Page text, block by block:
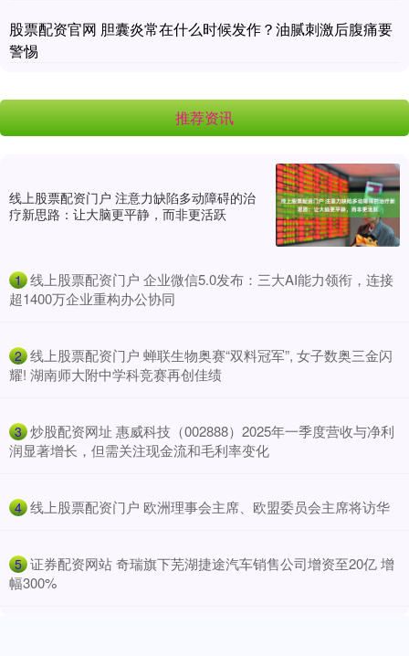
股票配资官网 胆囊炎常在什么时候发作？油腻刺激后腹痛要
警惕
推荐资讯
线上股票配资门户 注意力缺陷多动障碍的治
疗新思路：让大脑更平静，而非更活跃
1 ​线上股票配资门户 企业微信5.0发布：三大AI能力领衔，连接
超1400万企业重构办公协同
2 ​线上股票配资门户 蝉联生物奥赛“双料冠军”, 女子数奥三金闪
耀! 湖南师大附中学科竞赛再创佳绩
3 ​炒股配资网址 惠威科技（002888）2025年一季度营收与净利
润显著增长，但需关注现金流和毛利率变化
4 ​线上股票配资门户 欧洲理事会主席、欧盟委员会主席将访华
5 ​证券配资网站 奇瑞旗下芜湖捷途汽车销售公司增资至20亿 增
幅300%